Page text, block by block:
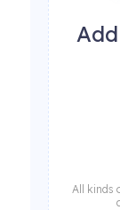
All kinds